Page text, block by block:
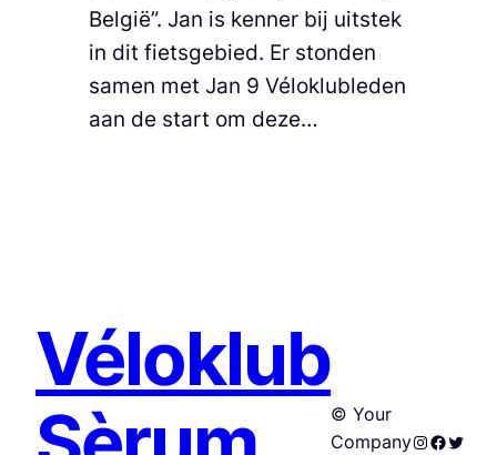
België”. Jan is kenner bij uitstek
in dit fietsgebied. Er stonden
samen met Jan 9 Véloklubleden
aan de start om deze…
Véloklub
© Your
CompanyInstagram